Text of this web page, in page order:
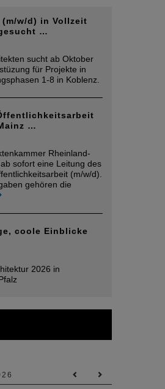
w/d) in Vollzeit
…
sucht ab Oktober
für Projekte in
1-8 in Koblenz.
…
Rheinland-
sofort eine Leitung des
(m/w/d).
gehören die
coole Einblicke
2026 in